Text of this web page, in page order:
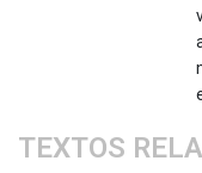
TEXTOS